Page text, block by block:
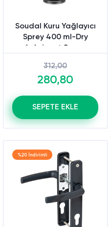
Soudal Kuru Yağlayıcı
Sprey 400 ml-Dry
Lubricant Sprey
312,00
280,80
SEPETE EKLE
%20 İndirimli